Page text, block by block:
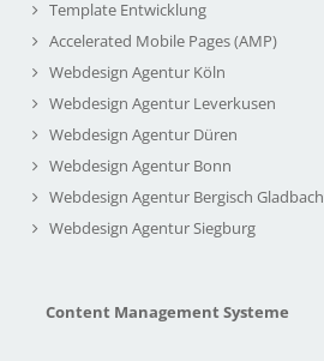
Template Entwicklung
Accelerated Mobile Pages (AMP)
Webdesign Agentur Köln
Webdesign Agentur Leverkusen
Webdesign Agentur Düren
Webdesign Agentur Bonn
Webdesign Agentur Bergisch Gladbach
Webdesign Agentur Siegburg
Content Management Systeme